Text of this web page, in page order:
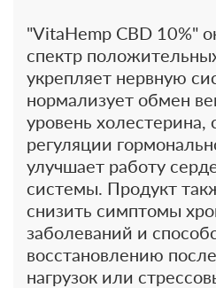
"VitaHemp CBD 10%"
спектр
укрепляет нервную
нормализует обмен
уровень холестерина,
регуляции
улучшает работу
системы. Продукт
снизить симптомы
заболеваний и
восстановлению
нагрузок или